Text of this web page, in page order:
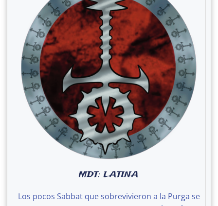
MDT: LATINA
Los pocos Sabbat que sobrevivieron a la Purga se